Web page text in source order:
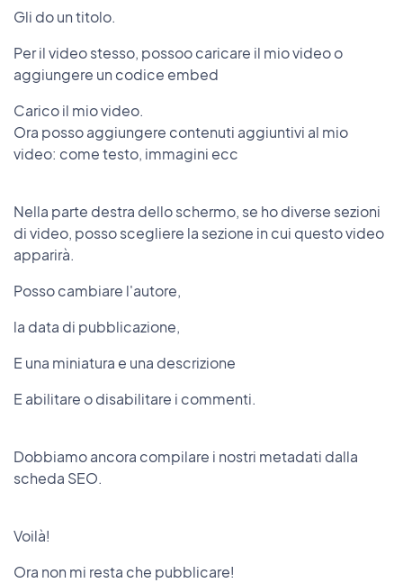
Gli do un titolo.
Per il video stesso, possoo caricare il mio video o
aggiungere un codice embed
Carico il mio video.
Ora posso aggiungere contenuti aggiuntivi al mio
video: come testo, immagini ecc
Nella parte destra dello schermo, se ho diverse sezioni
di video, posso scegliere la sezione in cui questo video
apparirà.
Posso cambiare l'autore,
la data di pubblicazione,
E una miniatura e una descrizione
E abilitare o disabilitare i commenti.
Dobbiamo ancora compilare i nostri metadati dalla
scheda SEO.
Voilà!
Ora non mi resta che pubblicare!